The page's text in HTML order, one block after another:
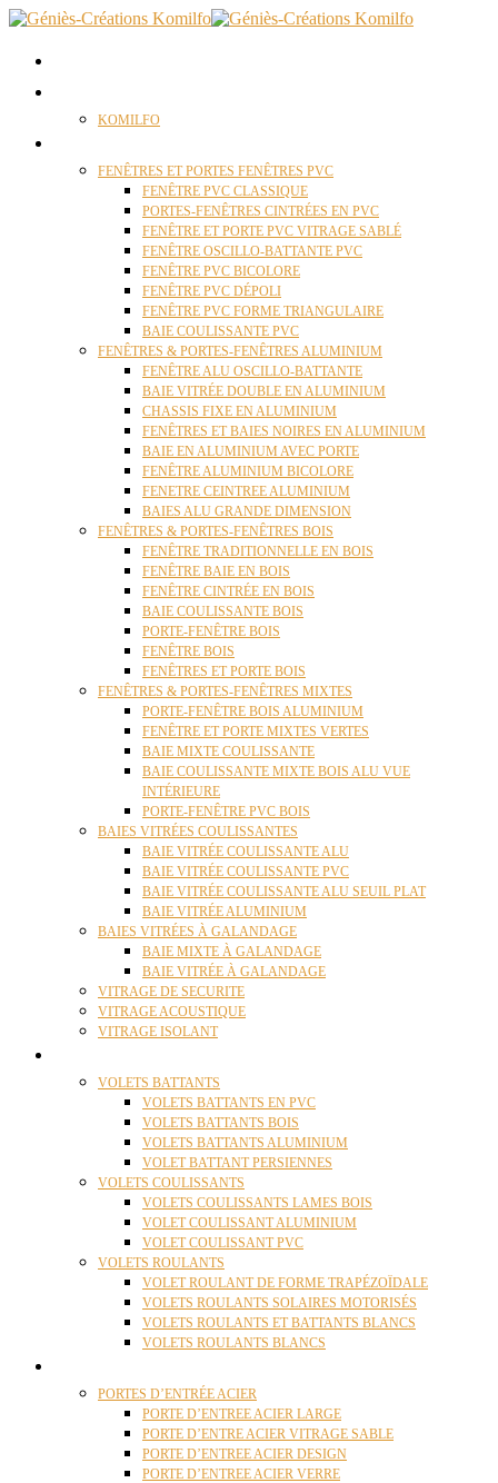
KOMILFO
FENÊTRES ET PORTES FENÊTRES PVC
FENÊTRE PVC CLASSIQUE
PORTES-FENÊTRES CINTRÉES EN PVC
FENÊTRE ET PORTE PVC VITRAGE SABLÉ
FENÊTRE OSCILLO-BATTANTE PVC
FENÊTRE PVC BICOLORE
FENÊTRE PVC DÉPOLI
FENÊTRE PVC FORME TRIANGULAIRE
BAIE COULISSANTE PVC
FENÊTRES & PORTES-FENÊTRES ALUMINIUM
FENÊTRE ALU OSCILLO-BATTANTE
BAIE VITRÉE DOUBLE EN ALUMINIUM
CHASSIS FIXE EN ALUMINIUM
FENÊTRES ET BAIES NOIRES EN ALUMINIUM
BAIE EN ALUMINIUM AVEC PORTE
FENÊTRE ALUMINIUM BICOLORE
FENETRE CEINTREE ALUMINIUM
BAIES ALU GRANDE DIMENSION
FENÊTRES & PORTES-FENÊTRES BOIS
FENÊTRE TRADITIONNELLE EN BOIS
FENÊTRE BAIE EN BOIS
FENÊTRE CINTRÉE EN BOIS
BAIE COULISSANTE BOIS
PORTE-FENÊTRE BOIS
FENÊTRE BOIS
FENÊTRES ET PORTE BOIS
FENÊTRES & PORTES-FENÊTRES MIXTES
PORTE-FENÊTRE BOIS ALUMINIUM
FENÊTRE ET PORTE MIXTES VERTES
BAIE MIXTE COULISSANTE
BAIE COULISSANTE MIXTE BOIS ALU VUE
INTÉRIEURE
PORTE-FENÊTRE PVC BOIS
BAIES VITRÉES COULISSANTES
BAIE VITRÉE COULISSANTE ALU
BAIE VITRÉE COULISSANTE PVC
BAIE VITRÉE COULISSANTE ALU SEUIL PLAT
BAIE VITRÉE ALUMINIUM
BAIES VITRÉES À GALANDAGE
BAIE MIXTE À GALANDAGE
BAIE VITRÉE À GALANDAGE
VITRAGE DE SECURITE
VITRAGE ACOUSTIQUE
VITRAGE ISOLANT
VOLETS BATTANTS
VOLETS BATTANTS EN PVC
VOLETS BATTANTS BOIS
VOLETS BATTANTS ALUMINIUM
VOLET BATTANT PERSIENNES
VOLETS COULISSANTS
VOLETS COULISSANTS LAMES BOIS
VOLET COULISSANT ALUMINIUM
VOLET COULISSANT PVC
VOLETS ROULANTS
VOLET ROULANT DE FORME TRAPÉZOÏDALE
VOLETS ROULANTS SOLAIRES MOTORISÉS
VOLETS ROULANTS ET BATTANTS BLANCS
VOLETS ROULANTS BLANCS
PORTES D’ENTRÉE ACIER
PORTE D’ENTREE ACIER LARGE
PORTE D’ENTRE ACIER VITRAGE SABLE
PORTE D’ENTREE ACIER DESIGN
PORTE D’ENTREE ACIER VERRE